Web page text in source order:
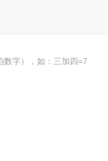
数字），如：三加四=7